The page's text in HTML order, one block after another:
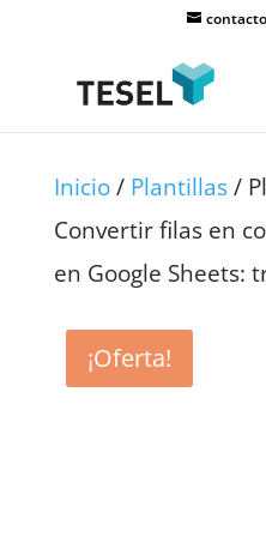
Inicio/ Plantillas/
Convertir filas en
en Google Sheets:
¡Oferta!